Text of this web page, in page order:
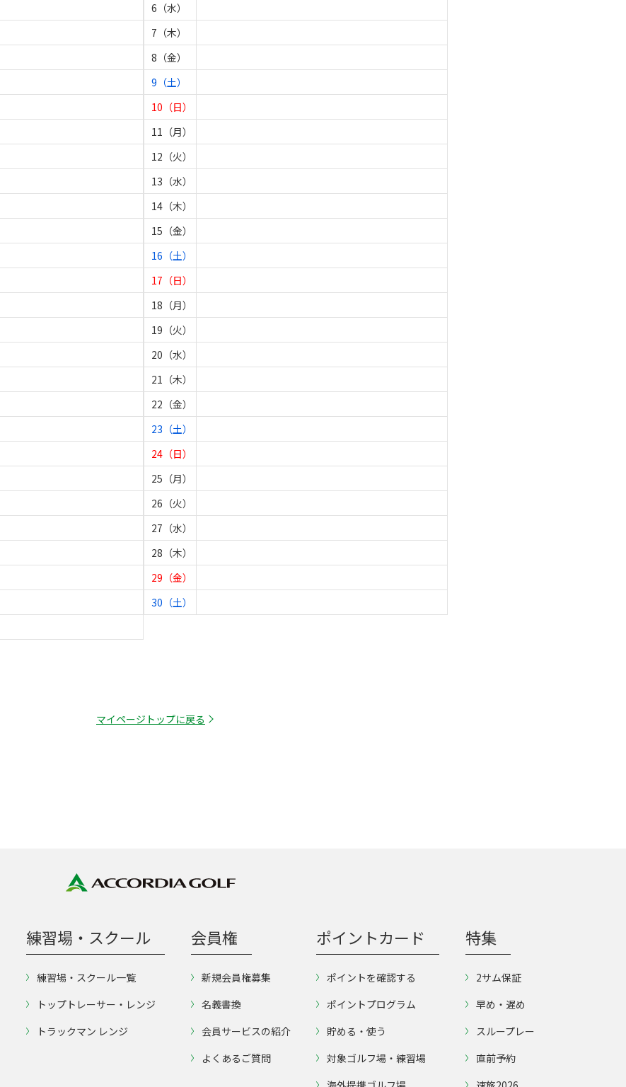
6（水）
7（木）
8（金）
9（土）
10（日）
11（月）
12（火）
13（水）
14（木）
15（金）
16（土）
17（日）
18（月）
19（火）
20（水）
21（木）
22（金）
23（土）
24（日）
25（月）
26（火）
27（水）
28（木）
29（金）
30（土）
マイページトップに戻る
練習場・スクール
練習場・スクール一覧
トップトレーサー・レンジ
トラックマン レンジ
会員権
新規会員権募集
名義書換
会員サービスの紹介
よくあるご質問
ポイントカード
ポイントを確認する
ポイントプログラム
貯める・使う
対象ゴルフ場・練習場
特集
2サム保証
早め・遅め
スループレー
直前予約